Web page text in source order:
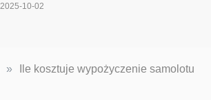
2025-10-02
»
Ile kosztuje wypożyczenie samolotu